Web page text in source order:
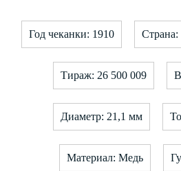
Год чеканки: 1910 Страна:
Тираж: 26 500 009
Диаметр: 21,1 мм
Материал: Медь